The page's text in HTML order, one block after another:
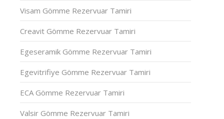
Visam Gömme Rezervuar Tamiri
Creavit Gömme Rezervuar Tamiri
Egeseramik Gömme Rezervuar Tamiri
Egevitrifiye Gömme Rezervuar Tamiri
ECA Gömme Rezervuar Tamiri
Valsir Gömme Rezervuar Tamiri